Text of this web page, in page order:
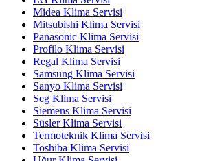
Midea Klima Servisi
Mitsubishi Klima Servisi
Panasonic Klima Servisi
Profilo Klima Servisi
Regal Klima Servisi
Samsung Klima Servisi
Sanyo Klima Servisi
Seg Klima Servisi
Siemens Klima Servisi
Süsler Klima Servisi
Termoteknik Klima Servisi
Toshiba Klima Servisi